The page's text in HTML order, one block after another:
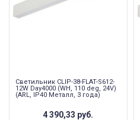
Светильник CLIP-38-FLAT-S612-
12W Day4000 (WH, 110 deg, 24V)
(ARL, IP40 Металл, 3 года)
4 390,33 руб.